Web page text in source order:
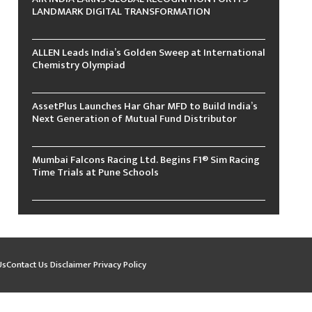
LANDMARK DIGITAL TRANSFORMATION
ALLEN Leads India’s Golden Sweep at International
Chemistry Olympiad
AssetPlus Launches Har Ghar MFD to Build India’s
Next Generation of Mutual Fund Distributor
Mumbai Falcons Racing Ltd. Begins F1® Sim Racing
Time Trials at Pune Schools
Contact UsDisclaimerPrivacy Policy